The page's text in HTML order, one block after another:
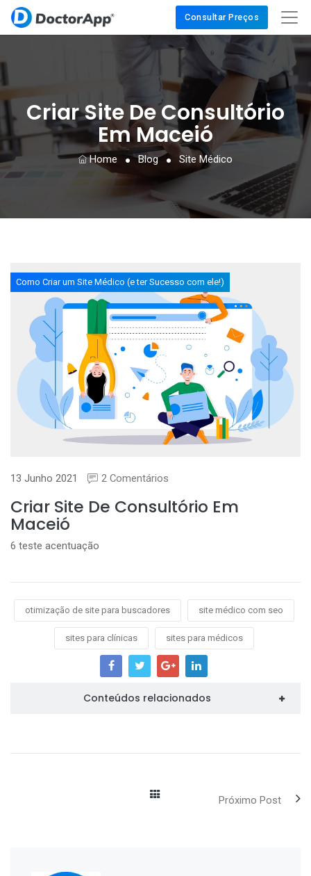
Consultar Preços
Criar Site De Consultório
Em Maceió
Home Blog Site Médico
Como Criar um Site Médico (e ter Sucesso com ele!)
13 Junho 2021 2 Comentários
Criar Site De Consultório Em
Maceió
6 teste acentuação
otimização de site para buscadores site médico com seo
sites para clínicas sites para médicos
Conteúdos relacionados
Próximo Post